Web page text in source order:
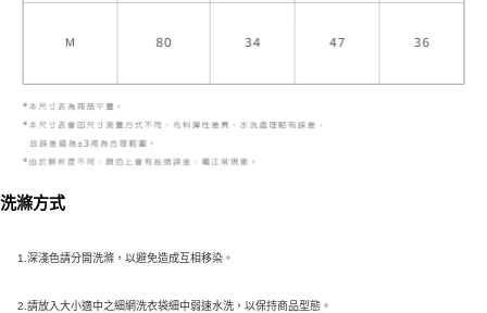
洗滌方式
1.深淺色請分開洗滌，以避免造成互相移染。
2.請放入大小適中之細網洗衣袋細中弱速水洗，以保持商品型態。